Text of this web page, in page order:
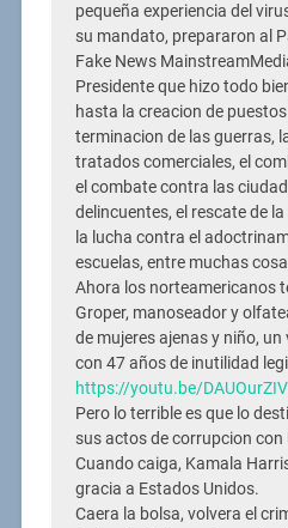
pequeña experiencia del
su mandato, prepararon al
Fake News
Presidente que hizo todo
hasta la creacion de
terminacion de las guerras,
tratados comerciales, el
el combate contra las
delincuentes, el rescate de
la lucha contra el
escuelas, entre muchas
Ahora los norteamericanos
Groper, manoseador y
de mujeres ajenas y niño,
con 47 años de inutilidad
https://youtu.be/
Pero lo terrible es que lo
sus actos de corrupcion con
Cuando caiga, Kamala
gracia a Estados Unidos.
Caera la bolsa, volvera el